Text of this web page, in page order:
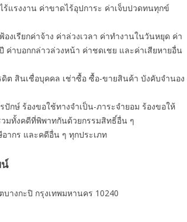
แรงงาน ค่าขาดไร้อุปการะ ค่าเจ็บปวดทนทุกข์
งเรียกค่าจ้าง ค่าล่วงเวลา ค่าทํางานในวันหยุด ค่า
ค่าบอกกล่าวล่วงหน้า ค่าชดเชย และค่าเสียหายอื่น
ต สินเชื่อบุคคล เช่าซื้อ ซื้อ-ขายสินค้า บังคับจำนอง
กษ์ ร้องขอใช้ทางจำเป็น-ภาระจำยอม ร้องขอให้
มทั้งคดีที่พิพาทกันด้วยกรรมสิทธิ์อื่น ๆ
ากร และคดีอื่น ๆ ทุกประเภท
างกะปิ กรุงเทพมหานคร 10240